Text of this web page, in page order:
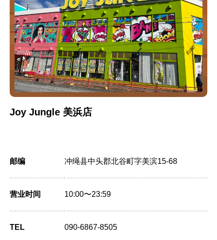
Joy Jungle 美浜店
邮编 冲绳县中头郡北谷町字美滨15-68
营业时间 10:00〜23:59
TEL 090-6867-8505